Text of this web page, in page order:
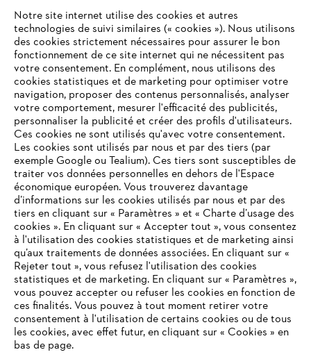
L'Entreprise
Questions / Réponses
Service
Conditions Générales de Vente
VOTRE NAVIGATEUR INTERNET
N'EST PLUS PRIS EN CHARGE
Vous utilisez un navigateur Internet que nous ne prenons plus
en charge, et certaines fonctionnalités de notre site ne
peuvent fonctionner correctement. Pour une utilisation
Notre site internet utilise des cookies et autres
technologies de suivi similaires (« cookies »). Nous utilisons
des cookies strictement nécessaires pour assurer le bon
fonctionnement de ce site internet qui ne nécessitent pas
votre consentement. En complément, nous utilisons des
cookies statistiques et de marketing pour optimiser votre
navigation, proposer des contenus personnalisés, analyser
votre comportement, mesurer l'efficacité des publicités,
personnaliser la publicité et créer des profils d'utilisateurs.
Ces cookies ne sont utilisés qu'avec votre consentement.
Les cookies sont utilisés par nous et par des tiers (par
exemple Google ou Tealium). Ces tiers sont susceptibles de
traiter vos données personnelles en dehors de l'Espace
économique européen. Vous trouverez davantage
d’informations sur les cookies utilisés par nous et par des
tiers en cliquant sur « Paramètres » et « Charte d’usage des
cookies ». En cliquant sur « Accepter tout », vous consentez
à l'utilisation des cookies statistiques et de marketing ainsi
qu’aux traitements de données associées. En cliquant sur «
Rejeter tout », vous refusez l'utilisation des cookies
statistiques et de marketing. En cliquant sur « Paramètres »,
vous pouvez accepter ou refuser les cookies en fonction de
ces finalités. Vous pouvez à tout moment retirer votre
consentement à l'utilisation de certains cookies ou de tous
les cookies, avec effet futur, en cliquant sur « Cookies » en
bas de page.